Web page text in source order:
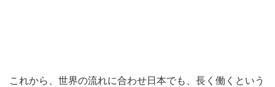
これから、世界の流れに合わせ日本でも、長く働くという